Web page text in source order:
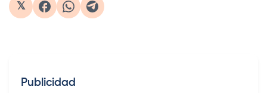
𝕏
Publicidad